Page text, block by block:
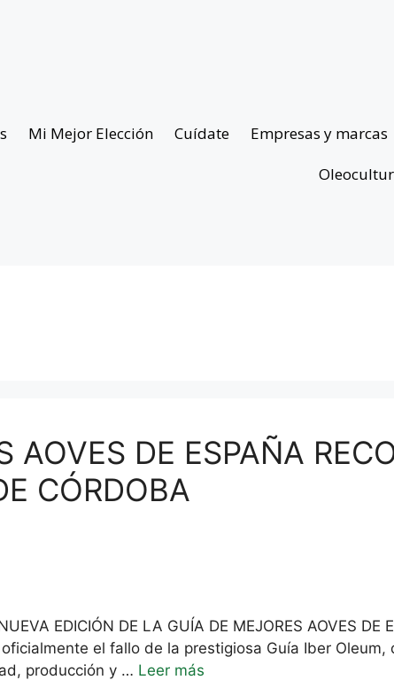
Mi Mejor Elección Cuídate Empresas y marcas
AOVES DE ESPAÑA
CÓRDOBA
EDICIÓN DE LA GUÍA DE MEJORES AOVES DE
el fallo de la prestigiosa Guía Iber Oleum,
producción y … Leer más